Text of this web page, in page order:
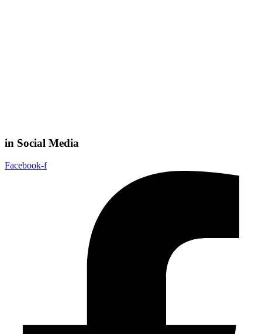
in Social Media
Facebook-f